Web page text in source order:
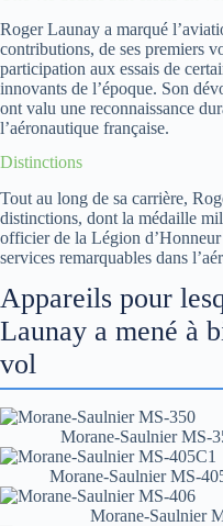
Roger Launay a marqué
contributions, de ses premiers
participation aux essais de
innovants de l’époque. Son
ont valu une reconnaissance
l’aéronautique française.
Distinctions
Tout au long de sa carrière,
distinctions, dont la médaille
officier de la Légion
services remarquables dans
Appareils pour
Launay a mené à
vol
Morane-Saulnier MS-
Morane-Saulnier MS-
Morane-Saulnier